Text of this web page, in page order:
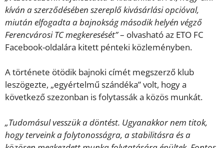
kíván a szerződésében szereplő kivásárlási opcióval,
miután elfogadta a bajnokság második helyén végző
Ferencvárosi TC megkeresését”– olvasható az ETO FC
Facebook-oldalára kitett pénteki közleményben.
A története ötödik bajnoki címét megszerző klub
leszögezte, „egyértelmű szándéka” volt, hogy a
következő szezonban is folytassák a közös munkát.
„Tudomásul vesszük a döntést. Ugyanakkor nem titok,
hogy terveink a folytonosságra, a stabilitásra és a